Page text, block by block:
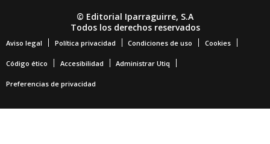
© Editorial Iparraguirre, S.A
Todos los derechos reservados
Aviso legal Política privacidad Condiciones de uso Cookies
Código ético Accesibilidad Administrar Utiq
Preferencias de privacidad